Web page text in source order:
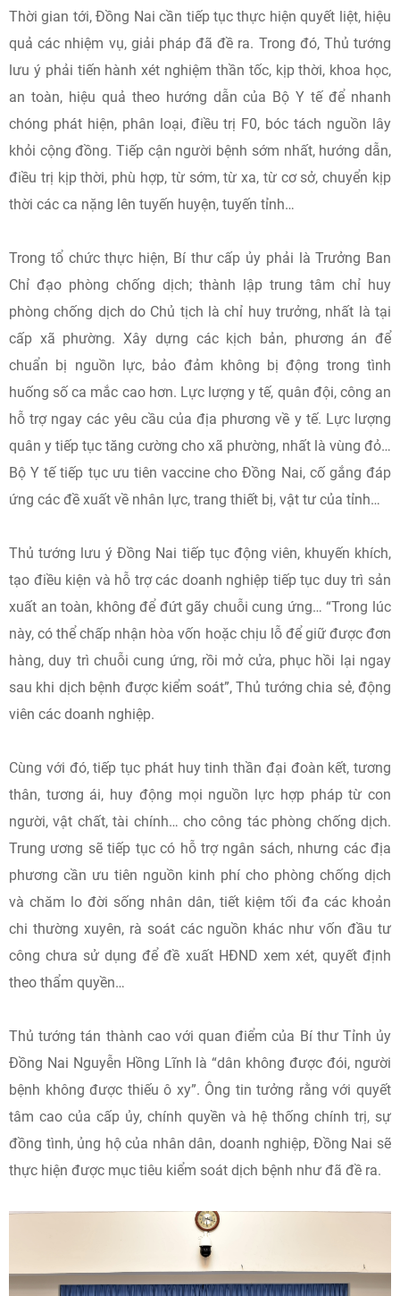
Thời gian tới, Đồng Nai cần tiếp tục thực hiện quyết liệt, hiệu
quả các nhiệm vụ, giải pháp đã đề ra. Trong đó, Thủ tướng
lưu ý phải tiến hành xét nghiệm thần tốc, kịp thời, khoa học,
an toàn, hiệu quả theo hướng dẫn của Bộ Y tế để nhanh
chóng phát hiện, phân loại, điều trị F0, bóc tách nguồn lây
khỏi cộng đồng. Tiếp cận người bệnh sớm nhất, hướng dẫn,
điều trị kịp thời, phù hợp, từ sớm, từ xa, từ cơ sở, chuyển kịp
thời các ca nặng lên tuyến huyện, tuyến tỉnh…
Trong tổ chức thực hiện, Bí thư cấp ủy phải là Trưởng Ban
Chỉ đạo phòng chống dịch; thành lập trung tâm chỉ huy
phòng chống dịch do Chủ tịch là chỉ huy trưởng, nhất là tại
cấp xã phường. Xây dựng các kịch bản, phương án để
chuẩn bị nguồn lực, bảo đảm không bị động trong tình
huống số ca mắc cao hơn. Lực lượng y tế, quân đội, công an
hỗ trợ ngay các yêu cầu của địa phương về y tế. Lực lượng
quân y tiếp tục tăng cường cho xã phường, nhất là vùng đỏ…
Bộ Y tế tiếp tục ưu tiên vaccine cho Đồng Nai, cố gắng đáp
ứng các đề xuất về nhân lực, trang thiết bị, vật tư của tỉnh…
Thủ tướng lưu ý Đồng Nai tiếp tục động viên, khuyến khích,
tạo điều kiện và hỗ trợ các doanh nghiệp tiếp tục duy trì sản
xuất an toàn, không để đứt gãy chuỗi cung ứng… “Trong lúc
này, có thể chấp nhận hòa vốn hoặc chịu lỗ để giữ được đơn
hàng, duy trì chuỗi cung ứng, rồi mở cửa, phục hồi lại ngay
sau khi dịch bệnh được kiểm soát”, Thủ tướng chia sẻ, động
viên các doanh nghiệp.
Cùng với đó, tiếp tục phát huy tinh thần đại đoàn kết, tương
thân, tương ái, huy động mọi nguồn lực hợp pháp từ con
người, vật chất, tài chính… cho công tác phòng chống dịch.
Trung ương sẽ tiếp tục có hỗ trợ ngân sách, nhưng các địa
phương cần ưu tiên nguồn kinh phí cho phòng chống dịch
và chăm lo đời sống nhân dân, tiết kiệm tối đa các khoản
chi thường xuyên, rà soát các nguồn khác như vốn đầu tư
công chưa sử dụng để đề xuất HĐND xem xét, quyết định
theo thẩm quyền…
Thủ tướng tán thành cao với quan điểm của Bí thư Tỉnh ủy
Đồng Nai Nguyễn Hồng Lĩnh là “dân không được đói, người
bệnh không được thiếu ô xy”. Ông tin tưởng rằng với quyết
tâm cao của cấp ủy, chính quyền và hệ thống chính trị, sự
đồng tình, ủng hộ của nhân dân, doanh nghiệp, Đồng Nai sẽ
thực hiện được mục tiêu kiểm soát dịch bệnh như đã đề ra.